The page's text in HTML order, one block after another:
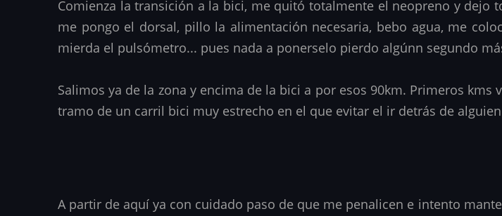
Comienza la transición a la bici, me quitó totalmente el neopreno y dejo
me pongo el dorsal, pillo la alimentación necesaria, bebo agua, me
mierda el pulsómetro... pues nada a ponerselo pierdo algúnn segundo
Salimos ya de la zona y encima de la bici a por esos 90km. Primeros
tramo de un carril bici muy estrecho en el que evitar el ir detrás de
A partir de aquí ya con cuidado paso de que me penalicen e intento